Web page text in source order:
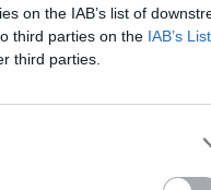
on the IAB’s list of
third parties on the IAB’s
third parties.